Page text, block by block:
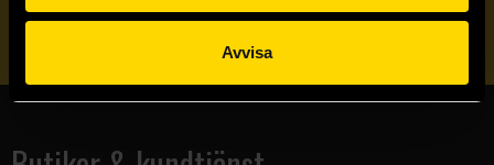
Avvisa
Skicka